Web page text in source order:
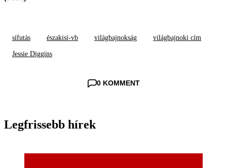
sífutás északisí-vb világbajnokság világbajnoki cím
Jessie Diggins
0 KOMMENT
Legfrissebb hírek